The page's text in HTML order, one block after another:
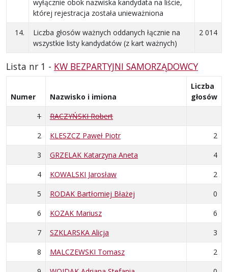
wyłącznie obok nazwiska kandydata na liście,
której rejestracja została unieważniona
14.
Liczba głosów ważnych oddanych łącznie na
wszystkie listy kandydatów (z kart ważnych)
2 014
Lista nr 1 - KW BEZPARTYJNI SAMORZĄDOWCY
Numer Nazwisko i imiona
Liczba
głosów
1
RACZYŃSKI Robert
2
KLESZCZ Paweł Piotr
2
3
GRZELAK Katarzyna Aneta
4
4
KOWALSKI Jarosław
2
5
RODAK Bartłomiej Błażej
0
6
KOZAK Mariusz
6
7
SZKLARSKA Alicja
3
8
MALCZEWSKI Tomasz
2